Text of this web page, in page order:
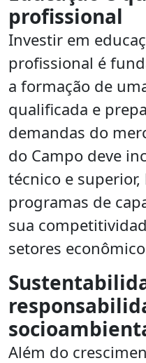
profissional
Investir em
profissional é
a formação de
qualificada e
demandas do
do Campo deve
técnico e
programas de
sua
setores
Além do